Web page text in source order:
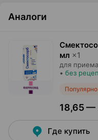
Аналоги
мл ×1
для
• без
Популярно
18,65 —
Где купить